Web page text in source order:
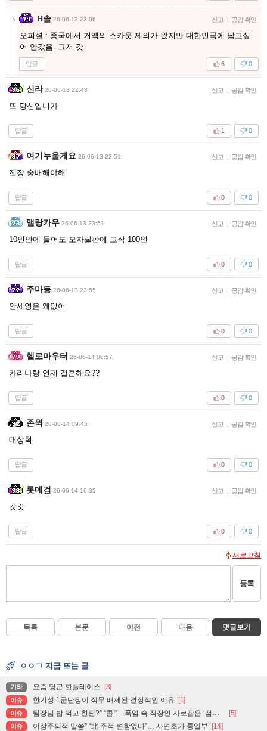
H솔 26-06-13 23:06 신고 | 공감 확인
오피셜 : 중국에서 거액의 스카웃 제의가 왔지만 대한민국에 남고싶
어 안갔음. 그저 갓.
답글 0
6
신라 26-06-13 22:43 신고 | 공감 확인
또 당신입니가
답글 0
1
여기누울게요 26-06-13 22:51 신고 | 공감 확인
젠장 숭배해야해
답글 0
0
맬랑카우 26-06-13 23:51 신고 | 공감 확인
10인안에 들어도 모자랄판에 고작 100인
답글 0
0
주마등 26-06-13 23:55 신고 | 공감 확인
안세영은 왜없어
답글 0
0
헬로마우터 26-06-14 00:57 신고 | 공감 확인
카리나랑 언제 결혼해요??
답글 0
0
존윅 26-06-14 09:45 신고 | 공감 확인
대상혁
답글 0
0
롯데검 26-06-14 16:35 신고 | 공감 확인
갓갓
답글 0
0
새로고침
등록
목록 본문 이전 다음 댓글보기
ㅇㅇㄱ 지금 뜨는 글
기타 요즘 당근 핫플레이스 [3]
이슈 한기성 1군단장이 직무 배제된 결정적인 이유 [1]
이슈 팀장님 밥 먹고 한판?” “콜!”…폭염 속 직장인 사로잡은 ‘점심 몰캉스’ [5]
이슈 이상주의적 말씀” “北 주적 변함없다”… 사면초가 통일부 [14]